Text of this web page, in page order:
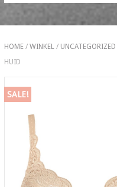
HOME/ WINKEL/ UNCATEGORIZED
HUID
SALE!